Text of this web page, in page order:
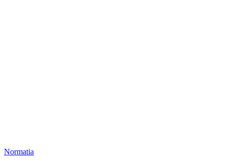
Normatia